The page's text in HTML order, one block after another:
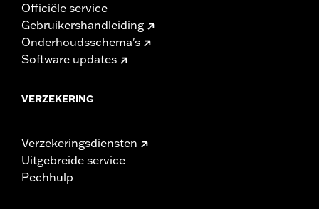
Officiële service
Gebruikershandleiding
Onderhoudsschema's
Software updates
VERZEKERING
Verzekeringsdiensten
Uitgebreide service
Pechhulp